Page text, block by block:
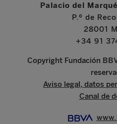
Palacio del
P.º de
28001
+34 91
Copyright Fundación
Aviso legal, datos
Canal de